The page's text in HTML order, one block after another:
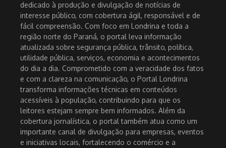
dedicado à produção e divulgação de notícias de
interesse público, com cobertura ágil, responsável e de
fácil compreensão. Com foco em Londrina e toda a
região norte do Paraná, o portal leva informação
atualizada sobre segurança pública, trânsito, política,
utilidade pública, serviços, economia e acontecimentos
do dia a dia. Comprometido com a veracidade dos fatos
e com a clareza na comunicação, o Portal Londrina
transforma informações técnicas em conteúdos
acessíveis à população, contribuindo para que os
leitores estejam sempre bem informados. Além da
cobertura jornalística, o portal também atua como um
importante canal de divulgação para empresas, eventos
e iniciativas locais, fortalecendo o comércio e a